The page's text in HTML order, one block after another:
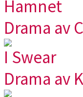
Hamnet
Drama av
I Swear
Drama av